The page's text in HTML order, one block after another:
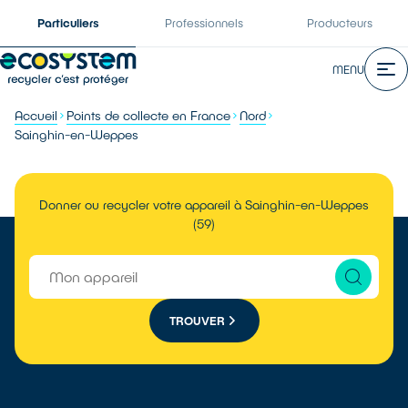
Particuliers Professionnels Producteurs
MENU
Accueil Points de collecte en France
Nord
Sainghin-en-Weppes
Donner ou recycler votre appareil à Sainghin-en-Weppes
(59)
TROUVER